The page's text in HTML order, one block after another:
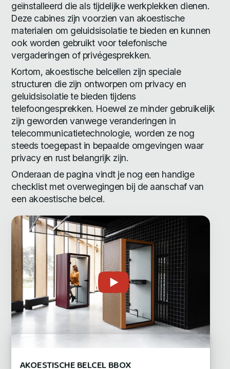
geïnstalleerd die als tijdelijke werkplekken dienen.
Deze cabines zijn voorzien van akoestische
materialen om geluidsisolatie te bieden en kunnen
ook worden gebruikt voor telefonische
vergaderingen of privégesprekken.
Kortom, akoestische belcellen zijn speciale
structuren die zijn ontworpen om privacy en
geluidsisolatie te bieden tijdens
telefoongesprekken. Hoewel ze minder gebruikelijk
zijn geworden vanwege veranderingen in
telecommunicatietechnologie, worden ze nog
steeds toegepast in bepaalde omgevingen waar
privacy en rust belangrijk zijn.
Onderaan de pagina vindt je nog een handige
checklist met overwegingen bij de aanschaf van
een akoestische belcel.
AKOESTISCHE BELCEL BBOX